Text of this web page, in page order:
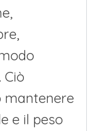
Ciò
mantenere
e il peso